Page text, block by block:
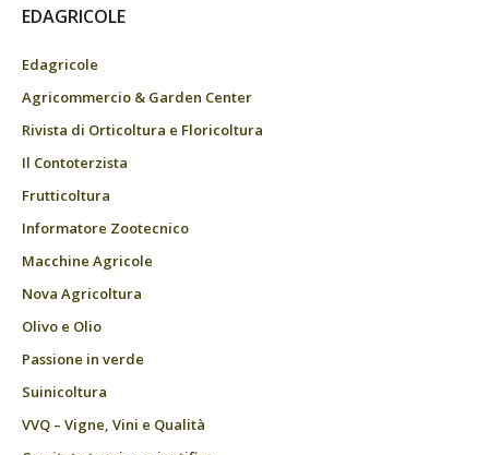
EDAGRICOLE
Edagricole
Agricommercio & Garden Center
Rivista di Orticoltura e Floricoltura
Il Contoterzista
Frutticoltura
Informatore Zootecnico
Macchine Agricole
Nova Agricoltura
Olivo e Olio
Passione in verde
Suinicoltura
VVQ – Vigne, Vini e Qualità